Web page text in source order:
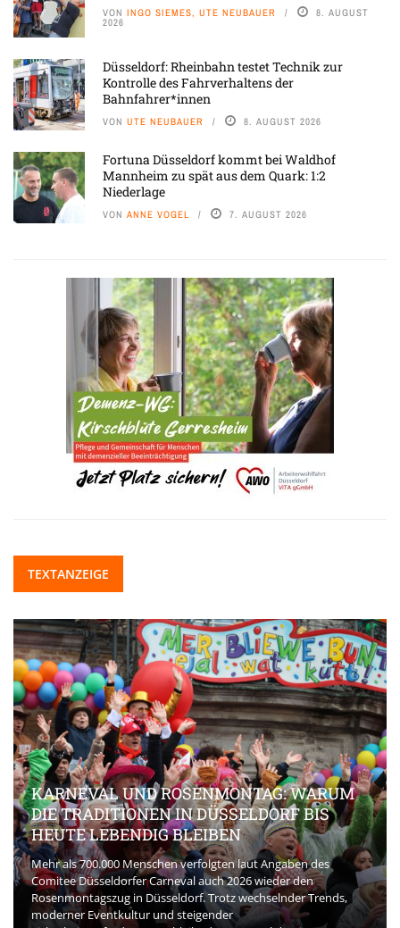
VON INGO SIEMES, UTE NEUBAUER 8. AUGUST
2026
Düsseldorf: Rheinbahn testet Technik zur
Kontrolle des Fahrverhaltens der
Bahnfahrer*innen
VON UTE NEUBAUER 8. AUGUST 2026
Fortuna Düsseldorf kommt bei Waldhof
Mannheim zu spät aus dem Quark: 1:2
Niederlage
VON ANNE VOGEL 7. AUGUST 2026
TEXTANZEIGE
KARNEVAL UND ROSENMONTAG: WARUM
DIE TRADITIONEN IN DÜSSELDORF BIS
HEUTE LEBENDIG BLEIBEN
Mehr als 700.000 Menschen verfolgten laut Angaben des
Comitee Düsseldorfer Carneval auch 2026 wieder den
Rosenmontagszug in Düsseldorf. Trotz wechselnder Trends,
moderner Eventkultur und steigender